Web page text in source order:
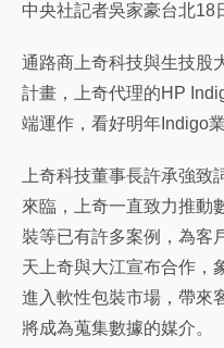
中央社記者吳家豪台北18
通路商上奇科技與生技股
計畫，上奇代理的HP
端運作，看好明年Indigo
上奇科技董事長許承強
來臨，上奇一直致力推動
裝等已有許多案例，為客
天上奇與大江宣布合作，
進入軟性包裝市場，帶來
將成為蒐集數據的媒介。